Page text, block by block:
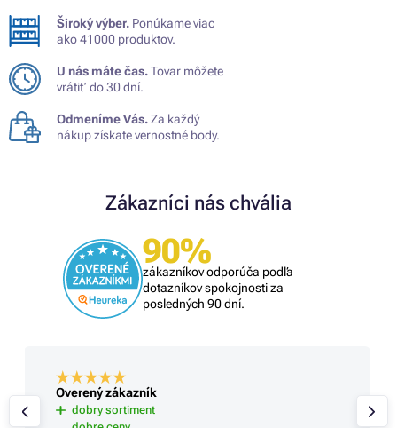
Široký výber. Ponúkame viac
ako 41000 produktov.
U nás máte čas.Tovar môžete
vrátiť do 30 dní.
Odmeníme Vás.Za každý
nákup získate vernostné body.
Zákazníci nás chvália
90%
zákazníkov odporúča podľa
dotazníkov spokojnosti za
posledných 90 dní.
Overený zákazník
dobry sortiment